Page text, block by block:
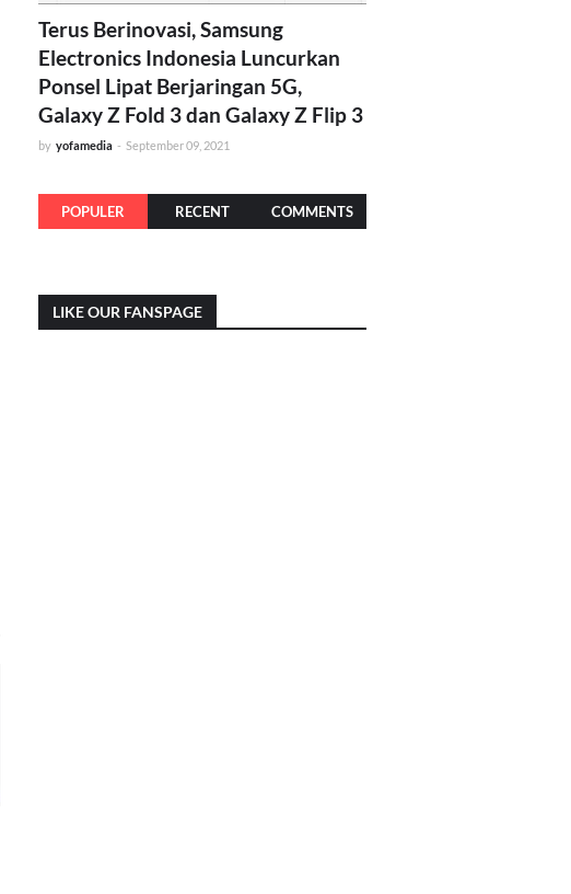
Terus Berinovasi, Samsung
Electronics Indonesia Luncurkan
Ponsel Lipat Berjaringan 5G,
Galaxy Z Fold 3 dan Galaxy Z Flip 3
by yofamedia - September 09, 2021
POPULER RECENT COMMENTS
LIKE OUR FANSPAGE